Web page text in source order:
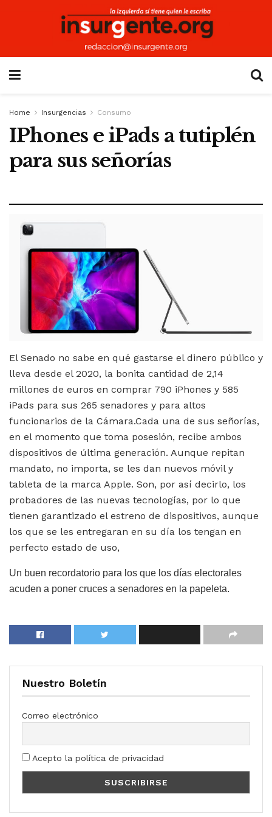
Home Insurgencias Consumo
IPhones e iPads a tutiplén
para sus señorías
El Senado no sabe en qué gastarse el dinero público y
lleva desde el 2020, la bonita cantidad de 2,14
millones de euros en comprar 790 iPhones y 585
iPads para sus 265 senadores y para altos
funcionarios de la Cámara.Cada una de sus señorías,
en el momento que toma posesión, recibe ambos
dispositivos de última generación. Aunque repitan
mandato, no importa, se les dan nuevos móvil y
tableta de la marca Apple. Son, por así decirlo, los
probadores de las nuevas tecnologías, por lo que
tienen garantizado el estreno de dispositivos, aunque
los que se les entregaran en su día los tengan en
perfecto estado de uso,
Un buen recordatorio para los que los días electorales
acuden a poner cruces a senadores en la papeleta.
Nuestro Boletín
Correo electrónico
Acepto la política de privacidad